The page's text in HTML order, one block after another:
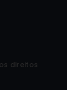
direitos